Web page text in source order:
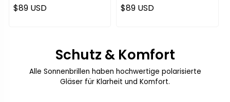
Regulärer Preis
$89 USD Regulärer Preis
$89 USD
Schutz & Komfort
Alle Sonnenbrillen haben hochwertige polarisierte
Gläser für Klarheit und Komfort.